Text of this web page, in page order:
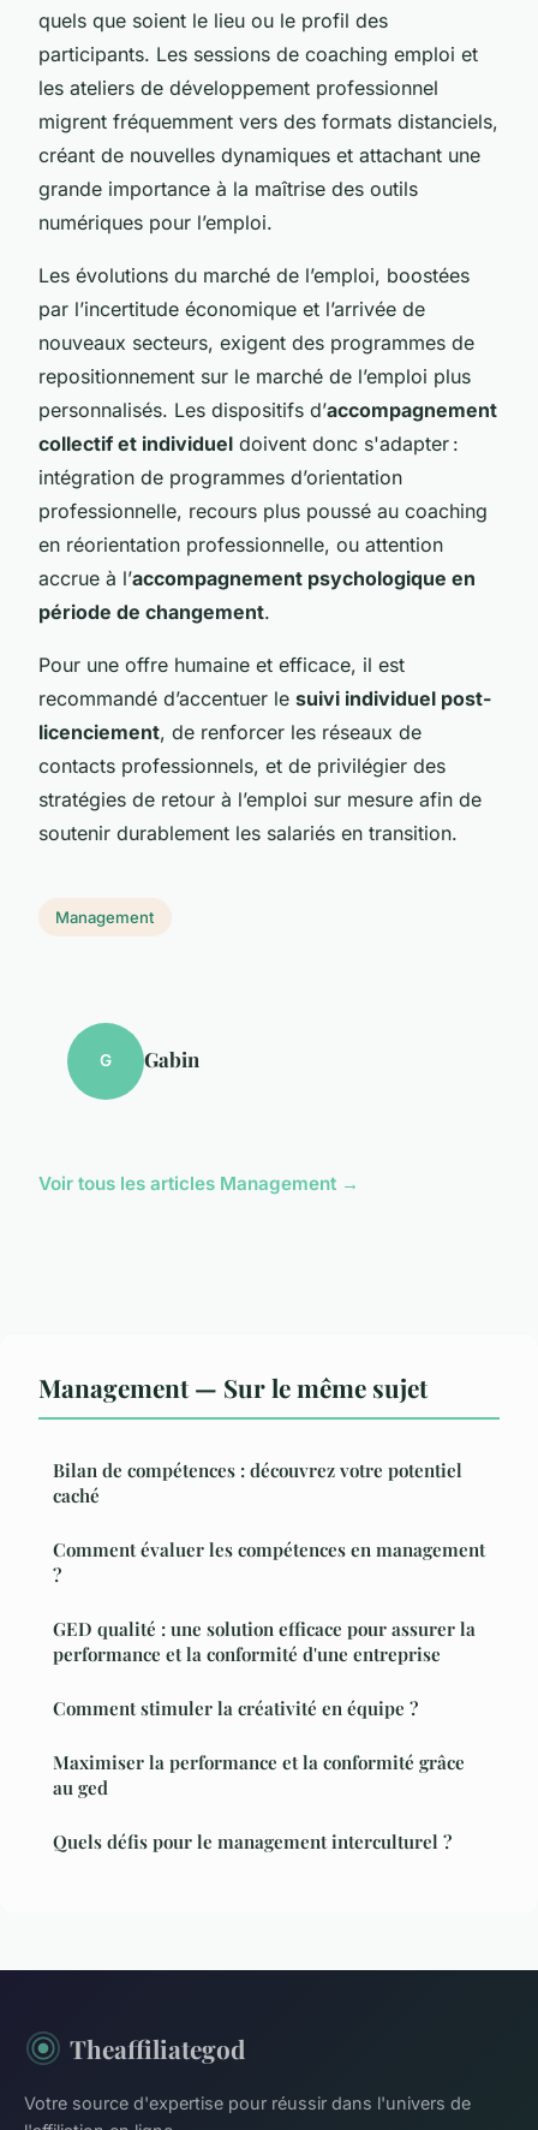
quels que soient le lieu ou le profil des
participants. Les sessions de coaching emploi et
les ateliers de développement professionnel
migrent fréquemment vers des formats distanciels,
créant de nouvelles dynamiques et attachant une
grande importance à la maîtrise des outils
numériques pour l’emploi.
Les évolutions du marché de l’emploi, boostées
par l’incertitude économique et l’arrivée de
nouveaux secteurs, exigent des programmes de
repositionnement sur le marché de l’emploi plus
personnalisés. Les dispositifs d’accompagnement
collectif et individuel doivent donc s'adapter :
intégration de programmes d’orientation
professionnelle, recours plus poussé au coaching
en réorientation professionnelle, ou attention
accrue à l’accompagnement psychologique en
période de changement.
Pour une offre humaine et efficace, il est
recommandé d’accentuer le suivi individuel post-
licenciement, de renforcer les réseaux de
contacts professionnels, et de privilégier des
stratégies de retour à l’emploi sur mesure afin de
soutenir durablement les salariés en transition.
Management
G Gabin
Voir tous les articles Management →
Management — Sur le même sujet
Bilan de compétences : découvrez votre potentiel
caché
Comment évaluer les compétences en management
?
GED qualité : une solution efficace pour assurer la
performance et la conformité d'une entreprise
Comment stimuler la créativité en équipe ?
Maximiser la performance et la conformité grâce
au ged
Quels défis pour le management interculturel ?
Theaffiliategod
Votre source d'expertise pour réussir dans l'univers de